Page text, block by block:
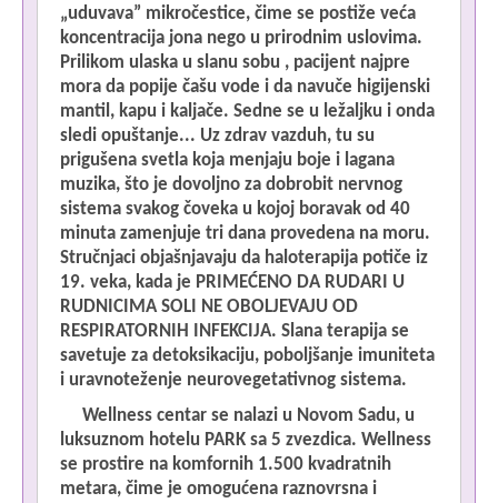
„uduvava” mikročestice, čime se postiže veća
koncentracija jona nego u prirodnim uslovima.
Prilikom ulaska u slanu sobu , pacijent najpre
mora da popije čašu vode i da navuče higijenski
mantil, kapu i kaljače. Sedne se u ležaljku i onda
sledi opuštanje... Uz zdrav vazduh, tu su
prigušena svetla koja menjaju boje i lagana
muzika, što je dovoljno za dobrobit nervnog
sistema svakog čoveka u kojoj boravak od 40
minuta zamenjuje tri dana provedena na moru.
Stručnjaci objašnjavaju da haloterapija potiče iz
19. veka, kada je PRIMEĆENO DA RUDARI U
RUDNICIMA SOLI NE OBOLJEVAJU OD
RESPIRATORNIH INFEKCIJA. Slana terapija se
savetuje za detoksikaciju, poboljšanje imuniteta
i uravnoteženje neurovegetativnog sistema.
Wellness centar se nalazi u Novom Sadu, u
luksuznom hotelu PARK sa 5 zvezdica. Wellness
se prostire na komfornih 1.500 kvadratnih
metara, čime je omogućena raznovrsna i